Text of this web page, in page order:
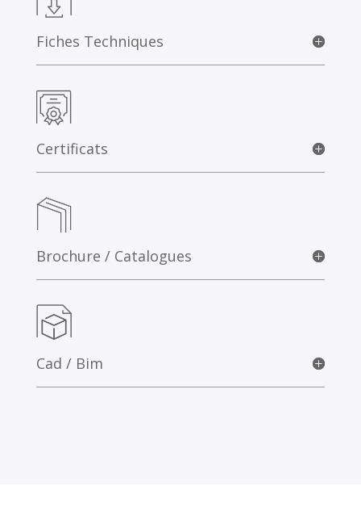
Fiches Techniques
Certificats
Brochure / Catalogues
Cad / Bim